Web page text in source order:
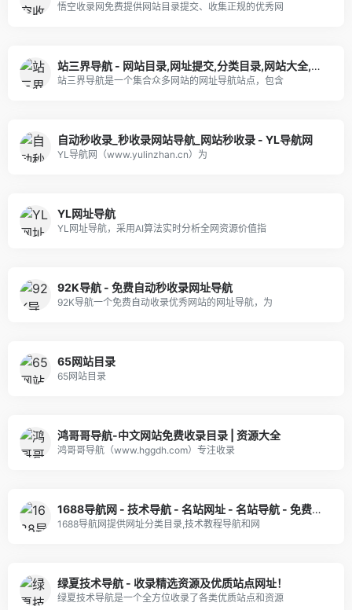
悟空收录网免费提供网站目录提交、收集正规的优秀网
站三界导航 - 网站目录,网址提交,分类目录,网站大全,名站导航之家
站三界导航是一个集合众多网站的网址导航站点，包含
自动秒收录_秒收录网站导航_网站秒收录 - YL导航网
YL导航网（www.yulinzhan.cn）为
YL网址导航
YL网址导航，采用AI算法实时分析全网资源价值指
92K导航 - 免费自动秒收录网址导航
92K导航一个免费自动收录优秀网站的网址导航，为
65网站目录
65网站目录
鸿哥哥导航-中文网站免费收录目录 | 资源大全
鸿哥哥导航（www.hggdh.com）专注收录
1688导航网 - 技术导航 - 名站网址 - 名站导航 - 免费外链 - 免费收录网站
1688导航网提供网址分类目录,技术教程导航和网
绿夏技术导航 - 收录精选资源及优质站点网址！
绿夏技术导航是一个全方位收录了各类优质站点和资源